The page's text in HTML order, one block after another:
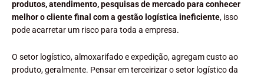
produtos, atendimento, pesquisas de mercado para conhecer
melhor o cliente final com a gestão logística ineficiente, isso
pode acarretar um risco para toda a empresa.
O setor logístico, almoxarifado e expedição, agregam custo ao
produto, geralmente. Pensar em terceirizar o setor logístico da